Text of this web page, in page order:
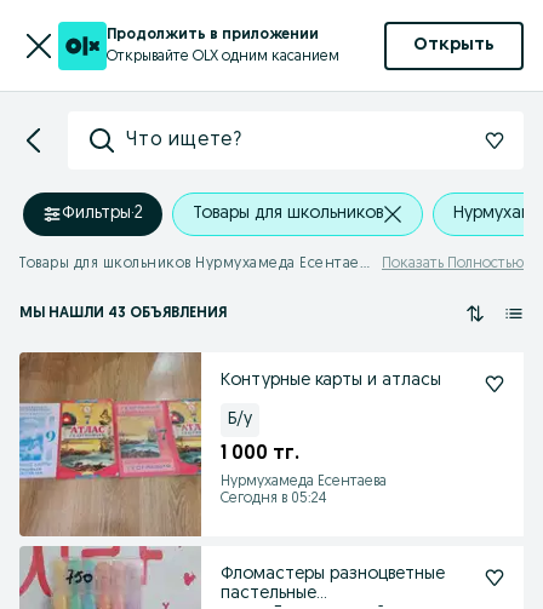
Продолжить в приложении
Открывайте OLX одним касанием
Открыть
Что ищете?
Фильтры·2 Товары для школьников
Товары для школьников Нурмухамеда Есентаева Показать Полностью
МЫ НАШЛИ 43 ОБЪЯВЛЕНИЯ
Контурные карты и атласы
Б/у
1 000 тг.
Нурмухамеда Есентаева
Сегодня в 05:24
Фломастеры разноцветные
пастельные